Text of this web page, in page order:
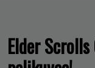
Elder